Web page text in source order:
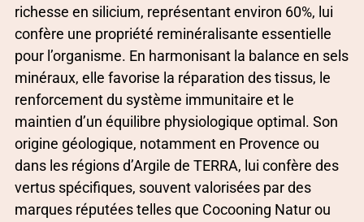
richesse en silicium, représentant environ 60%, lui
confère une propriété reminéralisante essentielle
pour l’organisme. En harmonisant la balance en sels
minéraux, elle favorise la réparation des tissus, le
renforcement du système immunitaire et le
maintien d’un équilibre physiologique optimal. Son
origine géologique, notamment en Provence ou
dans les régions d’Argile de TERRA, lui confère des
vertus spécifiques, souvent valorisées par des
marques réputées telles que Cocooning Natur ou